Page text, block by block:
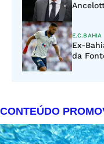
E.C.BAHIA
Ex-
da